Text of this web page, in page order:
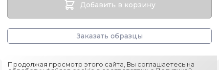
Добавить в корзину
Заказать образцы
Продолжая просмотр этого сайта, Вы соглашаетесь на